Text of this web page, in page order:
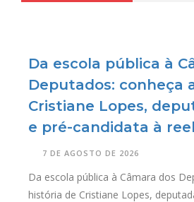
Da escola pública à
Deputados: conheça
Cristiane Lopes,
e pré-candidata à
7 DE AGOSTO DE 2026
Da escola pública à Câmara dos
história de Cristiane Lopes,